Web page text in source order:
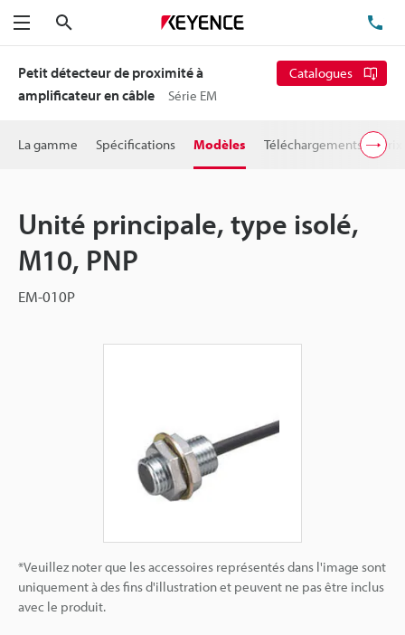
Menu
Petit détecteur de proximité à
amplificateur en câble
Série EM
Catalogues
La gamme Spécifications Modèles Téléchargements Prix
Unité principale, type isolé,
M10, PNP
EM-010P
*Veuillez noter que les accessoires représentés dans l'image sont
uniquement à des fins d'illustration et peuvent ne pas être inclus
avec le produit.